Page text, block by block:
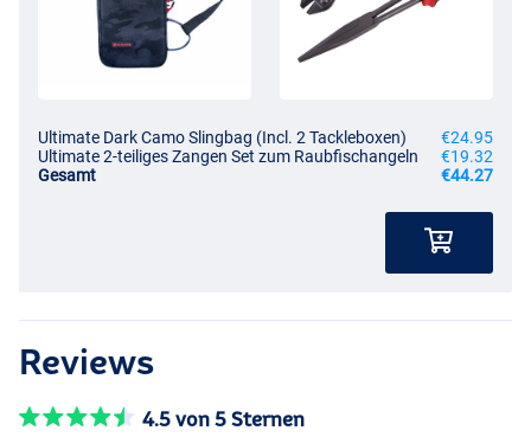
Ultimate Dark Camo Slingbag (Incl. 2 Tackleboxen)
€24.95
Ultimate 2-teiliges Zangen Set zum Raubfischangeln
€19.32
Gesamt
€44.27
Reviews
4.5 von 5 Sternen